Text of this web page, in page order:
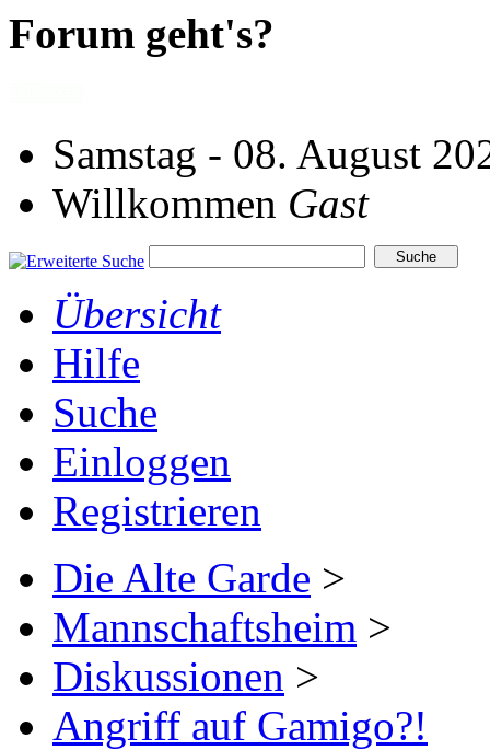
Forum geht's?
Samstag - 08. August
Willkommen Gast
Übersicht
Hilfe
Suche
Einloggen
Registrieren
Die Alte Garde >
Mannschaftsheim >
Diskussionen >
Angriff auf Gamigo?!